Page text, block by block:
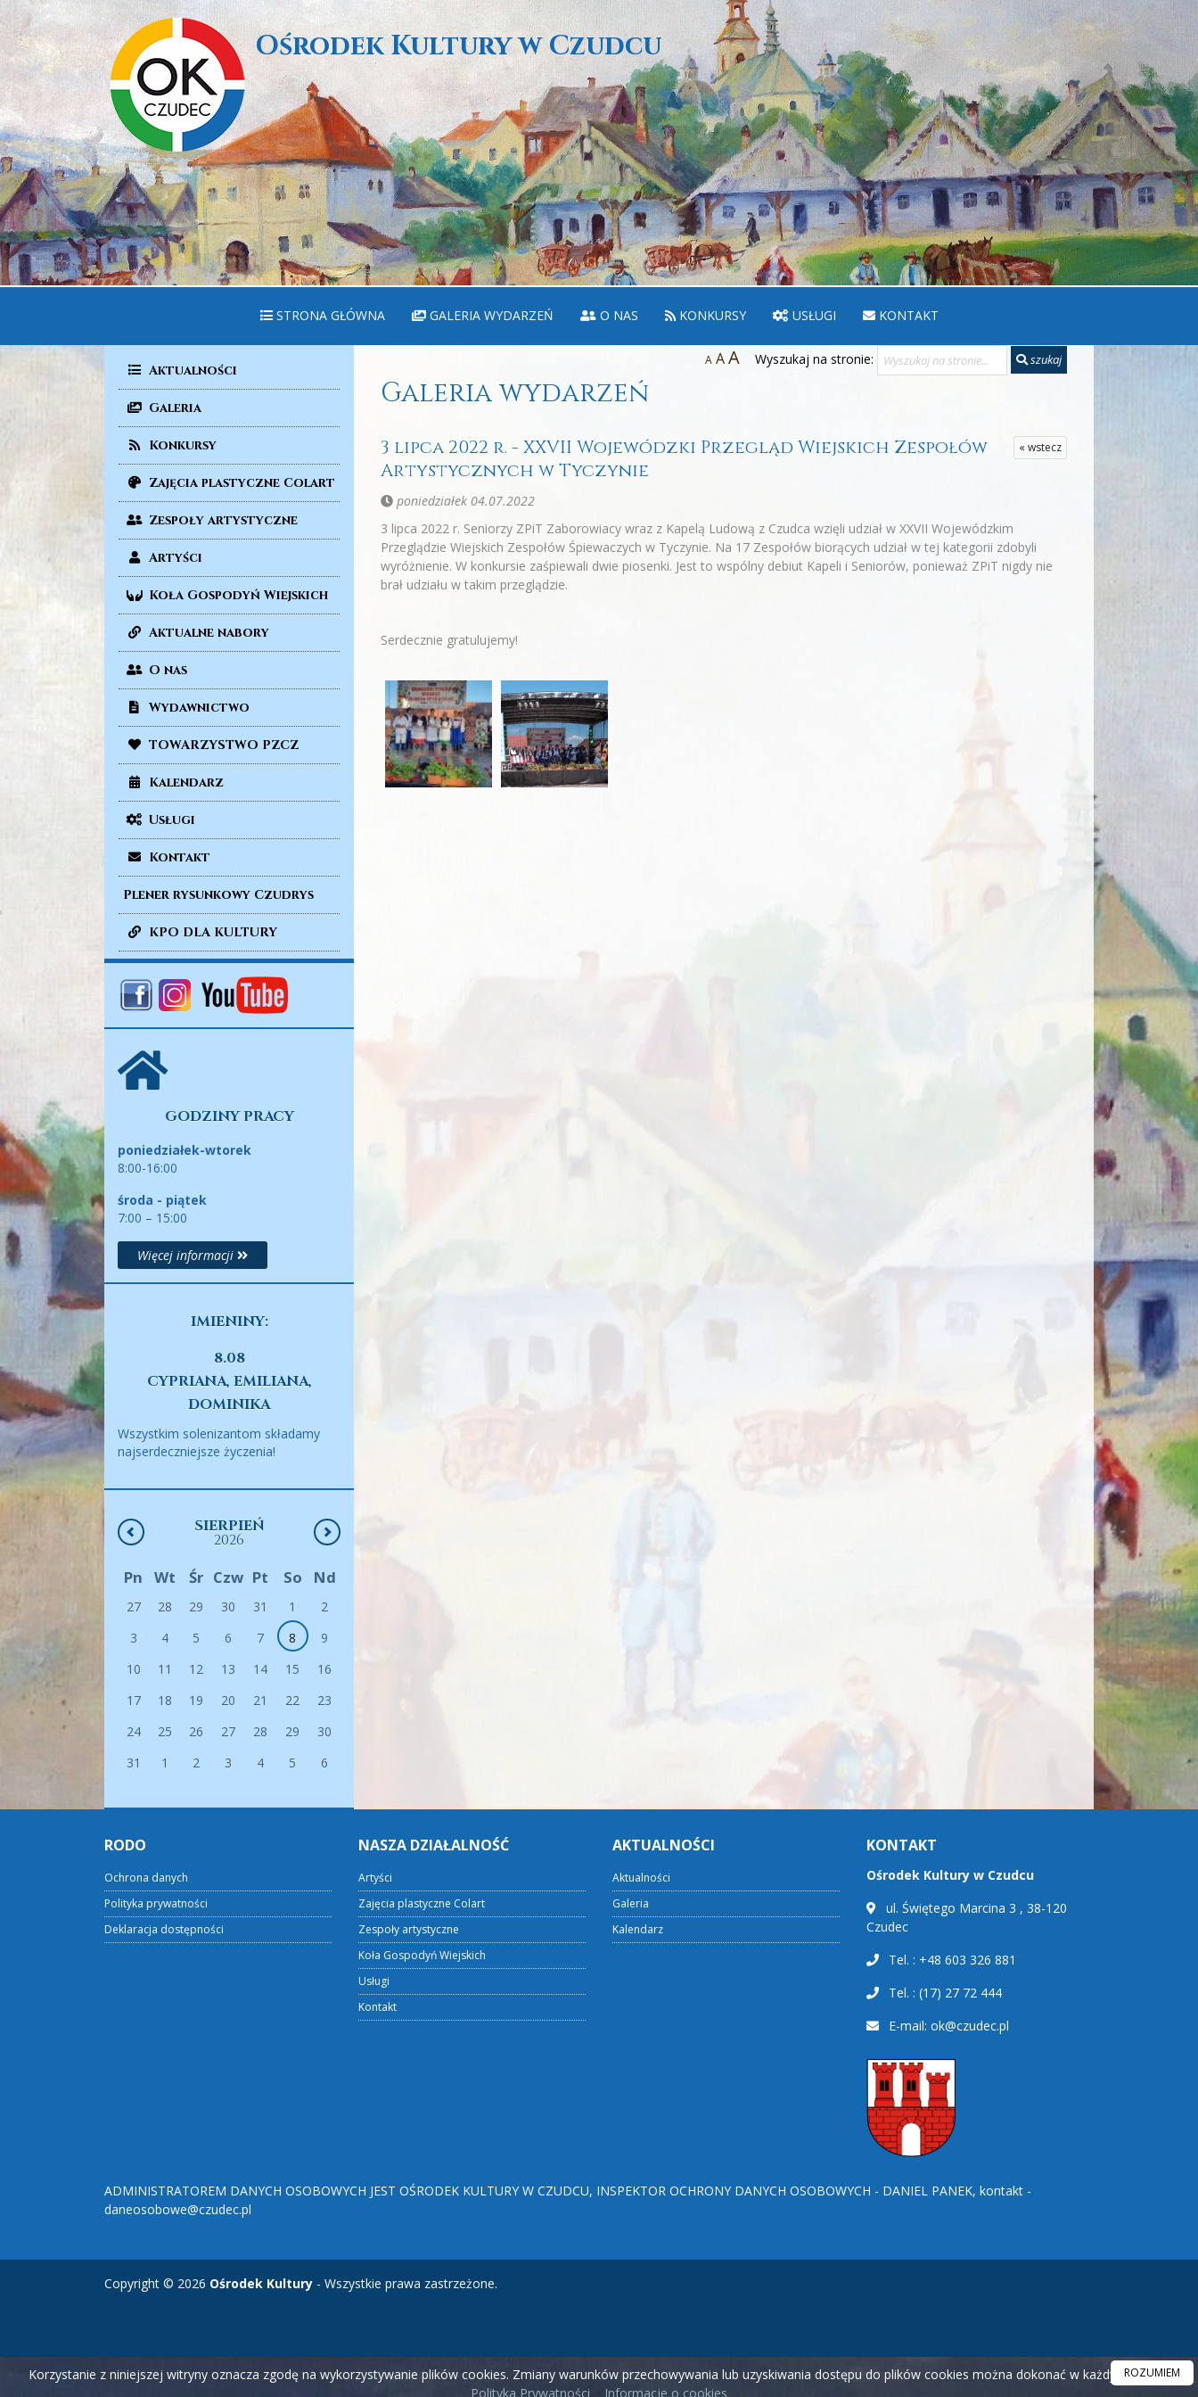
Ośrodek Kultury w Czudcu
STRONA GŁÓWNA GALERIA WYDARZEŃ O NAS KONKURSY USŁUGI KONTAKT
Aktualności
Galeria
Konkursy
Zajęcia plastyczne Colart
Zespoły artystyczne
Artyści
Koła Gospodyń Wiejskich
Aktualne nabory
O nas
Wydawnictwo
TOWARZYSTWO PZCZ
Kalendarz
Usługi
Kontakt
Plener rysunkowy Czudrys
KPO DLA KULTURY
GODZINY PRACY
poniedziałek-wtorek
8:00-16:00
środa - piątek
7:00 – 15:00
Więcej informacji
IMIENINY:
8.08
CYPRIANA, EMILIANA,
DOMINIKA
Wszystkim solenizantom składamy
najserdeczniejsze życzenia!
SIERPIEŃ
2026
Pn Wt Śr Czw Pt So Nd
27 28 29 30 31 1
2
3
4 5 6 7 8
9
10
11 12 13 14 15
16
17
18 19 20 21 22
23
24
25 26 27 28 29
30
31
1 2 3 4 5 6
A AA Wyszukaj na stronie: szukaj
Galeria wydarzeń
« wstecz
3 lipca 2022 r. - XXVII Wojewódzki Przegląd Wiejskich Zespołów
Artystycznych w Tyczynie
poniedziałek 04.07.2022
3 lipca 2022 r. Seniorzy ZPiT Zaborowiacy wraz z Kapelą Ludową z Czudca wzięli udział w XXVII Wojewódzkim
Przeglądzie Wiejskich Zespołów Śpiewaczych w Tyczynie. Na 17 Zespołów biorących udział w tej kategorii zdobyli
wyróżnienie. W konkursie zaśpiewali dwie piosenki. Jest to wspólny debiut Kapeli i Seniorów, ponieważ ZPiT nigdy nie
brał udziału w takim przeglądzie.
Serdecznie gratulujemy!
RODO
Ochrona danych
Polityka prywatności
Deklaracja dostępności
NASZA DZIAŁALNOŚĆ
Artyści
Zajęcia plastyczne Colart
Zespoły artystyczne
Koła Gospodyń Wiejskich
Usługi
Kontakt
AKTUALNOŚCI
Aktualności
Galeria
Kalendarz
KONTAKT
Ośrodek Kultury w Czudcu
ul. Świętego Marcina 3 , 38-120
Czudec
Tel. : +48 603 326 881
Tel. : (17) 27 72 444
E-mail: ok@czudec.pl
ADMINISTRATOREM DANYCH OSOBOWYCH JEST OŚRODEK KULTURY W CZUDCU, INSPEKTOR OCHRONY DANYCH OSOBOWYCH - DANIEL PANEK, kontakt -
daneosobowe@czudec.pl
Copyright © 2026 Ośrodek Kultury - Wszystkie prawa zastrzeżone.
Korzystanie z niniejszej witryny oznacza zgodę na wykorzystywanie plików cookies. Zmiany warunków przechowywania lub uzyskiwania dostępu do plików cookies można dokonać w każdym czasie.
Polityka Prywatności
Informacje o cookies
ROZUMIEM